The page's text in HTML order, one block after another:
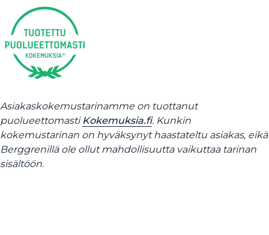
Asiakaskokemustarinamme on tuottanut
puolueettomasti Kokemuksia.fi. Kunkin
kokemustarinan on hyväksynyt haastateltu asiakas, eikä
Berggrenillä ole ollut mahdollisuutta vaikuttaa tarinan
sisältöön.